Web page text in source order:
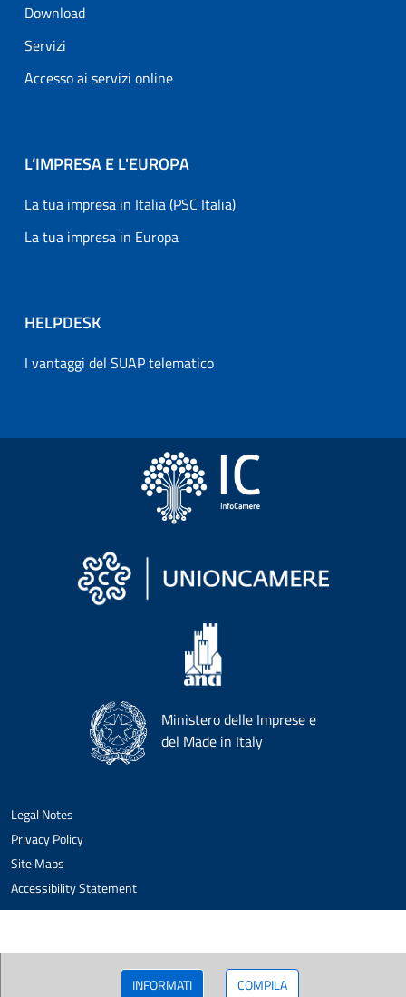
INFORMATI COMPILA
Download
Servizi
Accesso ai servizi online
L’IMPRESA E L'EUROPA
La tua impresa in Italia (PSC Italia)
La tua impresa in Europa
HELPDESK
I vantaggi del SUAP telematico
Ministero delle Imprese e
del Made in Italy
Legal Notes
Privacy Policy
Site Maps
Accessibility Statement